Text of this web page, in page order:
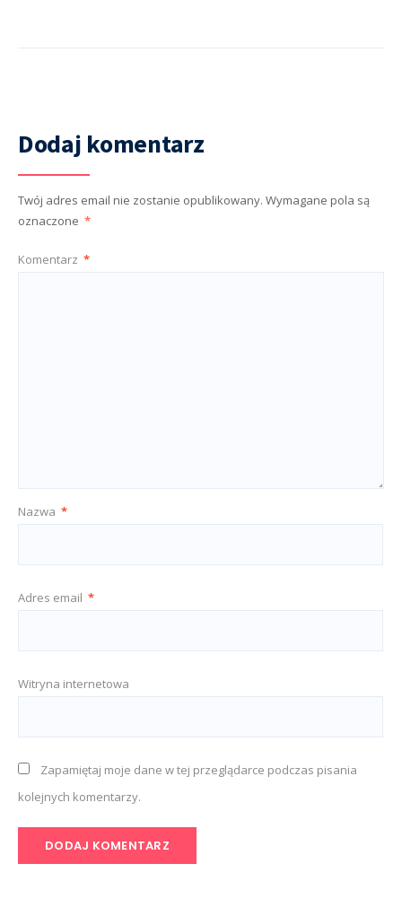
Dodaj komentarz
Twój adres email nie zostanie opublikowany. Wymagane pola są
oznaczone *
Komentarz *
Nazwa *
Adres email *
Witryna internetowa
Zapamiętaj moje dane w tej przeglądarce podczas pisania
kolejnych komentarzy.